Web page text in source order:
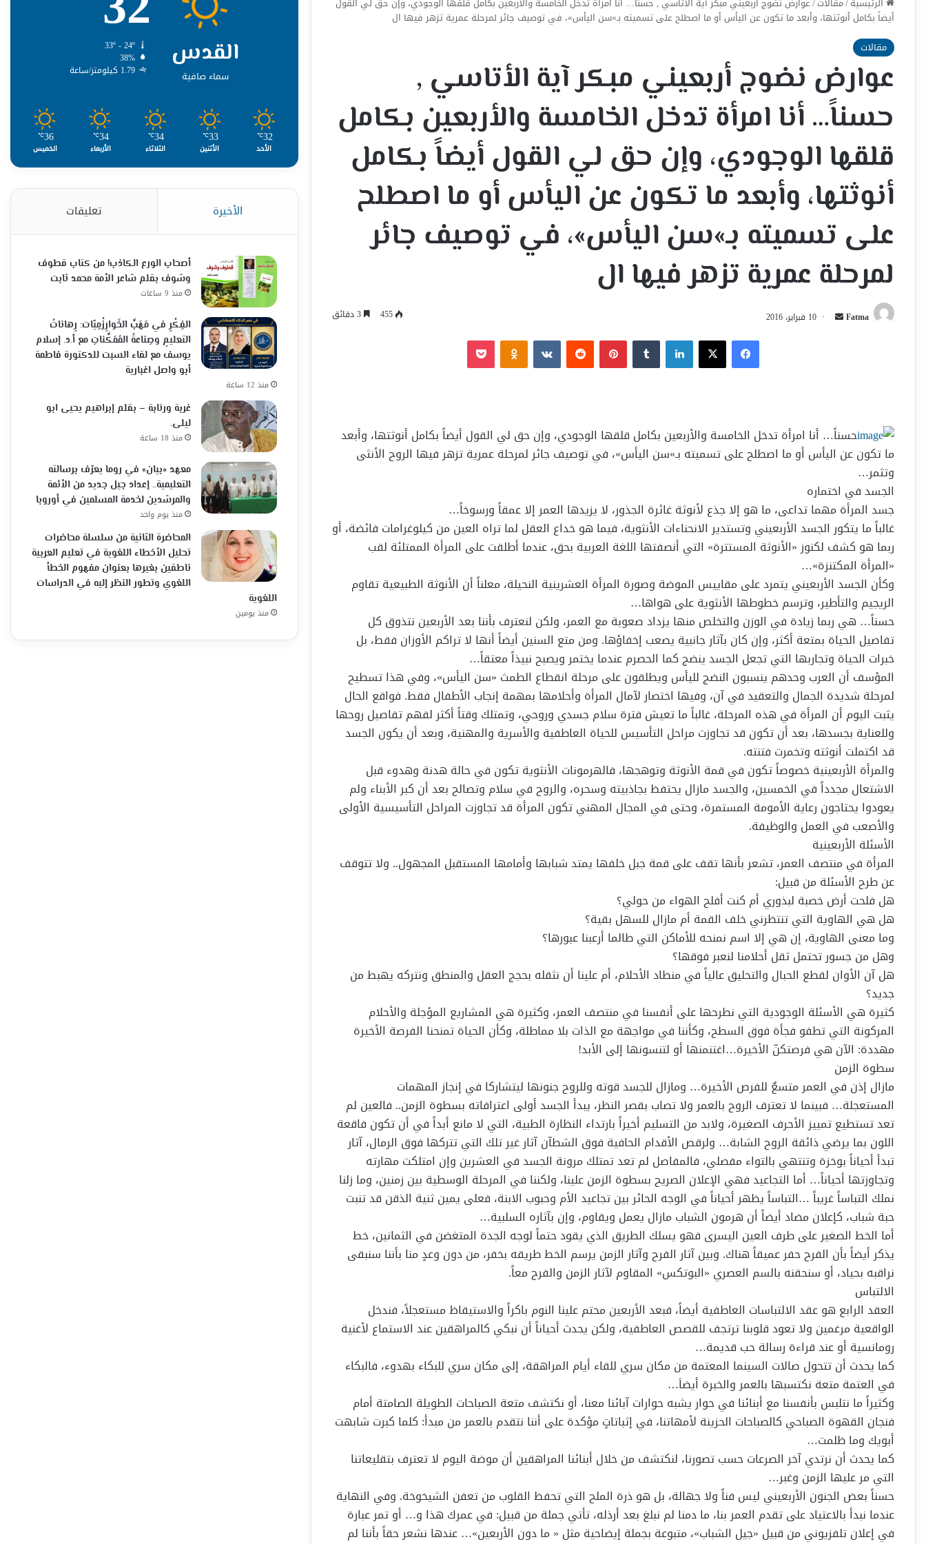
أيضاً بكامل أنوثتها، وأبعد ما تكون عن اليأس أو ما اصطلح على تسميته بـ»سن اليأس»، في توصيف جائر لمرحلة عمرية تزهر فيها ال
مقالات
عوارض نضوج أربعيني مبكر آية الأتاسي ,
حسناً… أنا امرأة تدخل الخامسة والأربعين بكامل
قلقها الوجودي، وإن حق لي القول أيضاً بكامل
أنوثتها، وأبعد ما تكون عن اليأس أو ما اصطلح
على تسميته بـ»سن اليأس»، في توصيف جائر
لمرحلة عمرية تزهر فيها ال
Fatma
أرسل 10 فبراير، 2016 455
فيسبوك‫X لينكدإن بينتيريست Odnoklassniki
‫Pocket
حسناً… أنا امرأة تدخل الخامسة والأربعين بكامل قلقها الوجودي، وإن حق لي القول أيضاً بكامل أنوثتها، وأبعد
ما تكون عن اليأس أو ما اصطلح على تسميته بـ»سن اليأس»، في توصيف جائر لمرحلة عمرية تزهر فيها الروح الأنثى
وتثمر…
الجسد في اختماره
جسد المرأة مهما تداعى، ما هو إلا جذع لأنوثة غائرة الجذور، لا يزيدها العمر إلا عمقاً ورسوخاً…
غالباً ما يتكور الجسد الأربعيني وتستدير الانحناءات الأنثوية، فيما هو خداع العقل لما تراه العين من كيلوغرامات فائضة، أو
ربما هو كشف لكنوز «الأنوثة المستترة» التي أنصفتها اللغة العربية بحق، عندما أطلقت على المرأة الممتلئة لقب
«المرأة المكتنزة»…
وكأن الجسد الأربعيني يتمرد على مقاييس الموضة وصورة المرأة العشرينية النحيلة، معلناً أن الأنوثة الطبيعية تقاوم
الريجيم والتأطير، وترسم خطوطها الأنثوية على هواها…
حسناً… هي ربما زيادة في الوزن والتخلص منها يزداد صعوبة مع العمر، ولكن لنعترف بأننا بعد الأربعين نتذوق كل
تفاصيل الحياة بمتعة أكثر، وإن كان بآثار جانبية يصعب إخفاؤها. ومن متع السنين أيضاً أنها لا تراكم الأوزان فقط، بل
خبرات الحياة وتجاربها التي تجعل الجسد ينضج كما الحصرم عندما يختمر ويصبح نبيذاً معتقاً…
المؤسف أن العرب وحدهم ينسبون النضج لليأس ويطلقون على مرحلة انقطاع الطمث «سن اليأس»، وفي هذا تسطيح
لمرحلة شديدة الجمال والتعقيد في آن، وفيها اختصار لآمال المرأة وأحلامها بمهمة إنجاب الأطفال فقط. فواقع الحال
يثبت اليوم أن المرأة في هذه المرحلة، غالباً ما تعيش فترة سلام جسدي وروحي، وتمتلك وقتاً أكثر لفهم تفاصيل روحها
وللعناية بجسدها، بعد أن تكون قد تجاوزت مراحل التأسيس للحياة العاطفية والأسرية والمهنية، وبعد أن يكون الجسد
قد اكتملت أنوثته وتخمرت فتنته.
والمرأة الأربعينية خصوصاً تكون في قمة الأنوثة وتوهجها، فالهرمونات الأنثوية تكون في حالة هدنة وهدوء قبل
الاشتعال مجدداً في الخمسين، والجسد مازال يحتفظ بجاذبيته وسحره، والروح في سلام وتصالح بعد أن كبر الأبناء ولم
يعودوا يحتاجون رعاية الأمومة المستمرة، وحتى في المجال المهني تكون المرأة قد تجاوزت المراحل التأسيسية الأولى
والأصعب في العمل والوظيفة.
الأسئلة الأربعينية
المرأة في منتصف العمر، تشعر بأنها تقف على قمة جبل خلفها يمتد شبابها وأمامها المستقبل المجهول.. ولا تتوقف
عن طرح الأسئلة من قبيل:
هل فلحت أرض خصبة لبذوري أم كنت أفلح الهواء من حولي؟
هل هي الهاوية التي تنتظرني خلف القمة أم مازال للسهل بقية؟
وما معنى الهاوية، إن هي إلا اسم نمنحه للأماكن التي طالما أرعبنا عبورها؟
وهل من جسور تحتمل ثقل أحلامنا لنعبر فوقها؟
هل آن الأوان لقطع الحبال والتحليق عالياً في منطاد الأحلام، أم علينا أن نثقله بحجج العقل والمنطق ونتركه يهبط من
جديد؟
كثيرة هي الأسئلة الوجودية التي نطرحها على أنفسنا في منتصف العمر، وكثيرة هي المشاريع المؤجلة والأحلام
المركونة التي تطفو فجأة فوق السطح، وكأننا في مواجهة مع الذات بلا مماطلة، وكأن الحياة تمنحنا الفرصة الأخيرة
مهددة: الآن هي فرصتكنّ الأخيرة…اغتنمنها أو لتنسونها إلى الأبد!
سطوة الزمن
مازال إذن في العمر متسعٌ للفرص الأخيرة… ومازال للجسد قوته وللروح جنونها ليتشاركا في إنجاز المهمات
المستعجلة… فبينما لا تعترف الروح بالعمر ولا تصاب بقصر النظر، يبدأ الجسد أولى اعترافاته بسطوة الزمن.. فالعين لم
تعد تستطيع تمييز الأحرف الصغيرة، ولابد من التسليم أخيراً بارتداء النظارة الطبية، التي لا مانع أبداً في أن تكون فاقعة
اللون بما يرضي ذائقة الروح الشابة… ولرقص الأقدام الحافية فوق الشطآن آثار غير تلك التي تتركها فوق الرمال، آثار
تبدأ أحياناً بوخزة وتنتهي بالتواء مفصلي، فالمفاصل لم تعد تمتلك مرونة الجسد في العشرين وإن امتلكت مهارته
وتجاوزتها أحياناً… أما التجاعيد فهي الإعلان الصريح بسطوة الزمن علينا، ولكننا في المرحلة الوسطية بين زمنين، وما زلنا
نملك التباساً غريباً …التباساً يظهر أحياناً في الوجه الحائر بين تجاعيد الأم وحبوب الابنة، فعلى يمين ثنية الذقن قد تنبت
حبة شباب، كإعلان مضاد أيضاً أن هرمون الشباب مازال يعمل ويقاوم، وإن بآثاره السلبية…
أما الخط الصغير على طرف العين اليسرى فهو يسلك الطريق الذي يقود حتماً لوجه الجدة المتغضن في الثمانين، خط
يذكر أيضاً بأن الفرح حفر عميقاً هناك. وبين آثار الفرح وآثار الزمن يرسم الخط طريقه بخفر، من دون وعدٍ منا بأننا سنبقى
نراقبه بحياد، أو سنحقنه بالسم العصري «البوتكس» المقاوم لآثار الزمن والفرح معاً.
الالتباس
العقد الرابع هو عقد الالتباسات العاطفية أيضاً، فبعد الأربعين محتم علينا النوم باكراً والاستيقاظ مستعجلاً، فندخل
الواقعية مرغمين ولا تعود قلوبنا ترتجف للقصص العاطفية، ولكن يحدث أحياناً أن نبكي كالمراهقين عند الاستماع لأغنية
رومانسية أو عند قراءة رسالة حب قديمة…
كما يحدث أن تتحول صالات السينما المعتمة من مكان سري للقاء أيام المراهقة، إلى مكان سري للبكاء بهدوء، فالبكاء
في العتمة متعة نكتسبها بالعمر والخبرة أيضاَ…
وكثيراً ما نتلبس بأنفسنا مع أبنائنا في حوار يشبه حوارات آبائنا معنا، أو نكتشف متعة الصباحات الطويلة الصامتة أمام
فنجان القهوة الصباحي كالصباحات الحزينة لأمهاتنا، في إثباتاتٍ مؤكدة على أننا نتقدم بالعمر من مبدأ: كلما كبرت شابهت
أبويك وما ظلمت…
كما يحدث أن نرتدي آخر الصرعات حسب تصورنا، لنكتشف من خلال أبنائنا المراهقين أن موضة اليوم لا تعترف بتقليعاتنا
التي مر عليها الزمن وغبر…
حسناً بعض الجنون الأربعيني ليس فناً ولا جهالة، بل هو ذرة الملح التي تحفظ القلوب من تعفن الشيخوخة. وفي النهاية
عندما نبدأ بالاعتياد على تقدم العمر بنا، ما دمنا لم نبلغ بعد أرذله، تأتي جملة من قبيل: في عمرك هذا و… أو تمر عبارة
في إعلان تلفزيوني من قبيل «جيل الشباب»، متبوعة بجملة إيضاحية مثل « ما دون الأربعين»… عندها نشعر حقاً بأننا لم
القدس
سماء صافية
33º - 24º
38%
1.79 كيلومتر/ساعة
32
℃
الأحد
33
℃
الأثنين
34
℃
الثلاثاء
34
℃
الأربعاء
36
℃
الخميس
الأخيرة تعليقات
أصحاب الورع الكاذب! من كتاب قطوف
وشوف بقلم شاعر الأمة محمد ثابت
منذ 9 ساعات
الفِكْرِ في مَهَبِّ الخَوارِزْمِيّات: رِهاناتُ
التعليمِ وصِناعةُ المُمَكِّناتِ مع أ.د. إسلام
يوسف مع لقاء السبت للدكتورة فاطمة
أبو واصل اغبارية
منذ 12 ساعة
غربة ورتابة – بقلم إبراهيم يحيى ابو
ليلى.
منذ 18 ساعة
معهد «بيان» في روما يعرّف برسالته
التعليمية.. إعداد جيل جديد من الأئمة
والمرشدين لخدمة المسلمين في أوروبا
منذ يوم واحد
المحاضرة الثانية من سلسلة محاضرات
تحليل الأخطاء اللغوية في تعليم العربية
ناطقين بغيرها بعنوان مفهوم الخطأ
اللغوي وتطور النظر إليه في الدراسات
اللغوية
منذ يومين